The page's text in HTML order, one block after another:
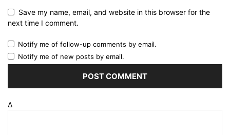
Save my name, email, and website in this browser for the
next time I comment.
Notify me of follow-up comments by email.
Notify me of new posts by email.
Δ